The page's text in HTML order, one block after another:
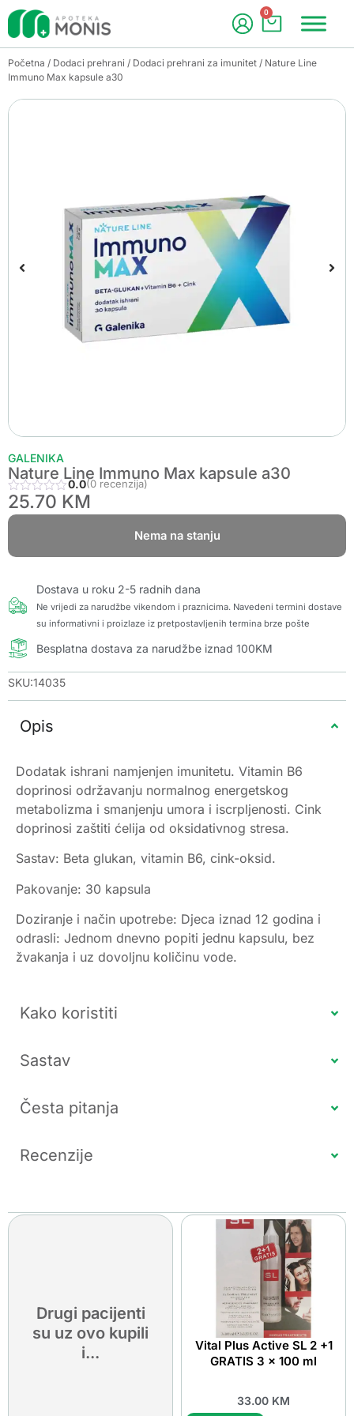
0
Početna / Dodaci prehrani / Dodaci prehrani za imunitet / Nature Line
Immuno Max kapsule a30
GALENIKA
Nature Line Immuno Max kapsule a30
0.0(0 recenzija)
25.70 KM
Nema na stanju
Dostava u roku 2-5 radnih dana
Ne vrijedi za narudžbe vikendom i praznicima. Navedeni termini dostave
su informativni i proizlaze iz pretpostavljenih termina brze pošte
Besplatna dostava za narudžbe iznad 100KM
SKU:14035
Opis
Dodatak ishrani namjenjen imunitetu. Vitamin B6
doprinosi održavanju normalnog energetskog
metabolizma i smanjenju umora i iscrpljenosti. Cink
doprinosi zaštiti ćelija od oksidativnog stresa.
Sastav: Beta glukan, vitamin B6, cink-oksid.
Pakovanje: 30 kapsula
Doziranje i način upotrebe: Djeca iznad 12 godina i
odrasli: Jednom dnevno popiti jednu kapsulu, bez
žvakanja i uz dovoljnu količinu vode.
Kako koristiti
Sastav
Česta pitanja
Recenzije
Drugi pacijenti
su uz ovo kupili
i...
Vital Plus Active SL 2 +1
GRATIS 3 x 100 ml
33.00 KM